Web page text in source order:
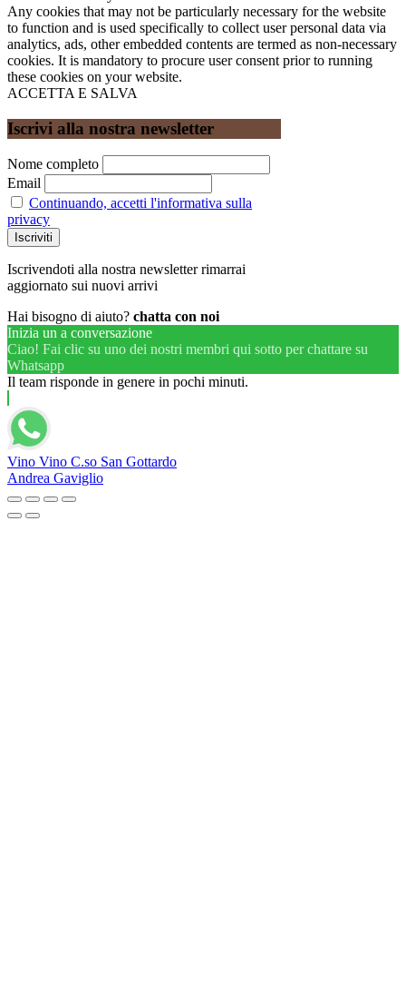
Any cookies that may not be particularly necessary for the website
to function and is used specifically to collect user personal data via
analytics, ads, other embedded contents are termed as non-necessary
cookies. It is mandatory to procure user consent prior to running
these cookies on your website.
ACCETTA E SALVA
Iscrivi alla nostra newsletter
Nome completo
Email
Continuando, accetti l'informativa sulla
privacy
Iscrivendoti alla nostra newsletter rimarrai
aggiornato sui nuovi arrivi
Hai bisogno di aiuto? chatta con noi
Inizia un a conversazione
Ciao! Fai clic su uno dei nostri membri qui sotto per chattare su
Whatsapp
Il team risponde in genere in pochi minuti.
Vino Vino C.so San Gottardo
Andrea Gaviglio